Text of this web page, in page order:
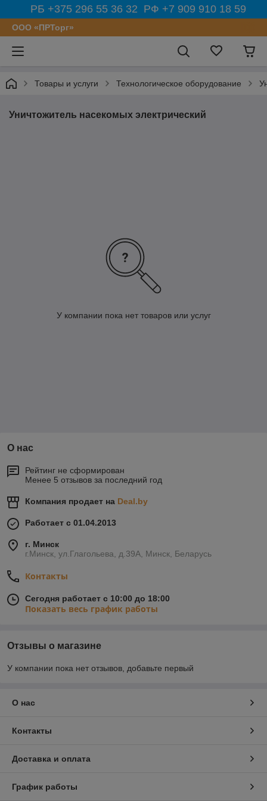
РБ +375 296 55 36 32 РФ +7 909 910 18 59
ООО «ПРТорг»
Товары и услуги Технологическое оборудование
Уничтожитель насекомых электрический
У компании пока нет товаров или услуг
О нас
Рейтинг не сформирован
Менее 5 отзывов за последний год
Компания продает на Deal.by
Работает с 01.04.2013
г. Минск
г.Минск, ул.Глагольева, д.39А, Минск, Беларусь
Контакты
Сегодня работает с 10:00 до 18:00
Показать весь график работы
Отзывы о магазине
У компании пока нет отзывов, добавьте первый
О нас
Контакты
Доставка и оплата
График работы